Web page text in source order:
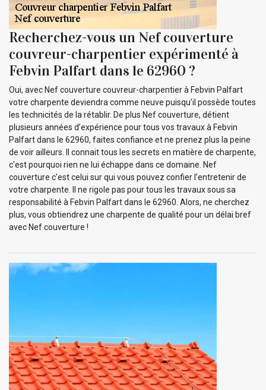
Recherchez-vous un Nef couverture
couvreur-charpentier expérimenté à
Febvin Palfart dans le 62960 ?
Oui, avec Nef couverture couvreur-charpentier à Febvin Palfart
votre charpente deviendra comme neuve puisqu’il possède toutes
les technicités de la rétablir. De plus Nef couverture, détient
plusieurs années d’expérience pour tous vos travaux à Febvin
Palfart dans le 62960, faites confiance et ne prenez plus la peine
de voir ailleurs. Il connait tous les secrets en matière de charpente,
c'est pourquoi rien ne lui échappe dans ce domaine. Nef
couverture c’est celui sur qui vous pouvez confier l’entretenir de
votre charpente. Il ne rigole pas pour tous les travaux sous sa
responsabilité à Febvin Palfart dans le 62960. Alors, ne cherchez
plus, vous obtiendrez une charpente de qualité pour un délai bref
avec Nef couverture !